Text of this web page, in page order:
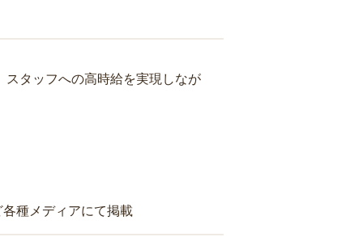
タッフへの高時給を実現しなが
種メディアにて掲載